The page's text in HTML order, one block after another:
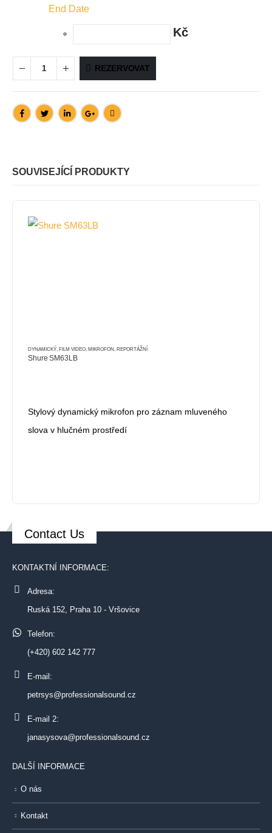
End Date
Kč
REZERVOVAT
SOUVISEJÍCÍ PRODUKTY
DYNAMICKÝ, FILM VIDEO, MIKROFON, REPORTÁŽNÍ
Shure SM63LB
Stylový dynamický mikrofon pro záznam mluveného
slova v hlučném prostředí
Contact Us
KONTAKTNÍ INFORMACE:
Adresa:
Ruská 152, Praha 10 - Vršovice
Telefon:
(+420) 602 142 777
E-mail:
petrsys@professionalsound.cz
E-mail 2:
janasysova@professionalsound.cz
DALŠÍ INFORMACE
O nás
Kontakt